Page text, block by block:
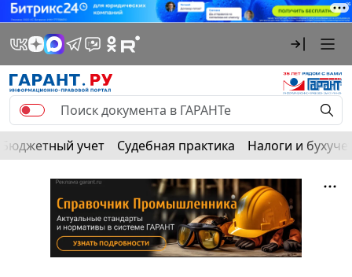
Бюджетный учет Судебная практика Налоги и